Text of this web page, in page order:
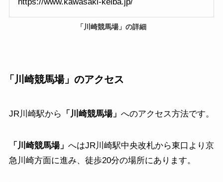
「 川崎競馬場 」の詳細
「 川崎競馬場」 のアクセス
JR川崎駅から 「 川崎競馬場」 へのアクセス方法です。
「 川崎競馬場」 へはJR川崎駅中央改札から東口より京
急川崎方面に進み、徒歩20分の場所にあります。